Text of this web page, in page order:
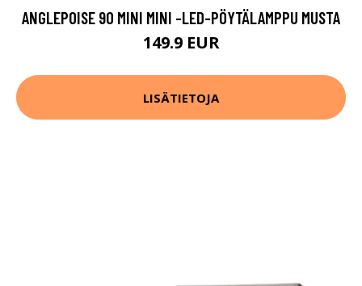
ANGLEPOISE 90 MINI MINI -LED-PÖYTÄLAMPPU MUSTA
149.9 EUR
LISÄTIETOJA